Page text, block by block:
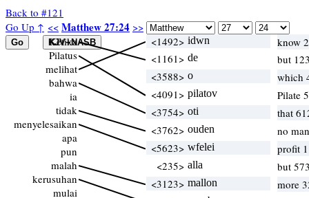
Back to #121
Go Up ↑ << Matthew 27:24 >>
Ketika
Pilatus
melihat
bahwa
ia
tidak
menyelesaikan
apa
pun
malah
kerusuhan
mulai
<1492> idwn
know
<1161> de
but
<3588> o
which
<4091> pilatov
Pilate
<3754> oti
that
<3762> ouden
no
<5623> wfelei
profit
<235> alla
but
<3123> mallon
more